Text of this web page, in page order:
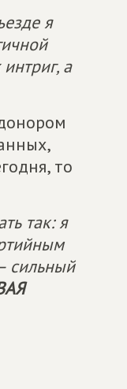
я
а
то
так: я
сильный